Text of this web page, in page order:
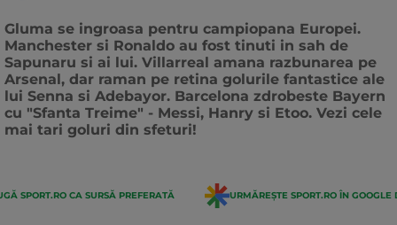
Gluma se ingroasa pentru campiopana Europei.
Manchester si Ronaldo au fost tinuti in sah de
Sapunaru si ai lui. Villarreal amana razbunarea pe
Arsenal, dar raman pe retina golurile fantastice ale
lui Senna si Adebayor. Barcelona zdrobeste Bayern
cu "Sfanta Treime" - Messi, Hanry si Etoo. Vezi cele
mai tari goluri din sfeturi!
SPORT.RO CA SURSĂ PREFERATĂ URMĂREȘTE SPORT.RO ÎN GOOGLE